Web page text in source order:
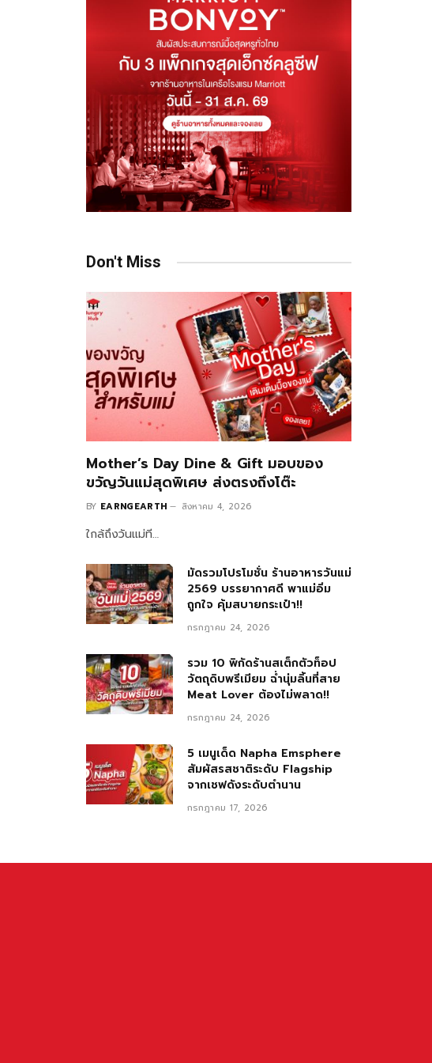
Don't Miss
Mother’s Day Dine & Gift มอบของ
ขวัญวันแม่สุดพิเศษ ส่งตรงถึงโต๊ะ
BY EARNGEARTH สิงหาคม 4, 2026
ใกล้ถึงวันแม่ที…
มัดรวมโปรโมชั่น ร้านอาหารวันแม่
2569 บรรยากาศดี พาแม่อิ่ม
ถูกใจ คุ้มสบายกระเป๋า!!
กรกฎาคม 24, 2026
รวม 10 พิกัดร้านสเต็กตัวท็อป
วัตถุดิบพรีเมียม ฉ่ำนุ่มลิ้นที่สาย
Meat Lover ต้องไม่พลาด!!
กรกฎาคม 24, 2026
5 เมนูเด็ด Napha Emsphere
สัมผัสรสชาติระดับ Flagship
จากเชฟดังระดับตำนาน
กรกฎาคม 17, 2026